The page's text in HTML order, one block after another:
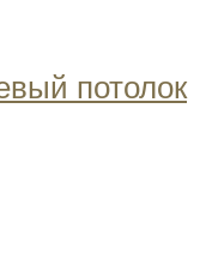
потолок